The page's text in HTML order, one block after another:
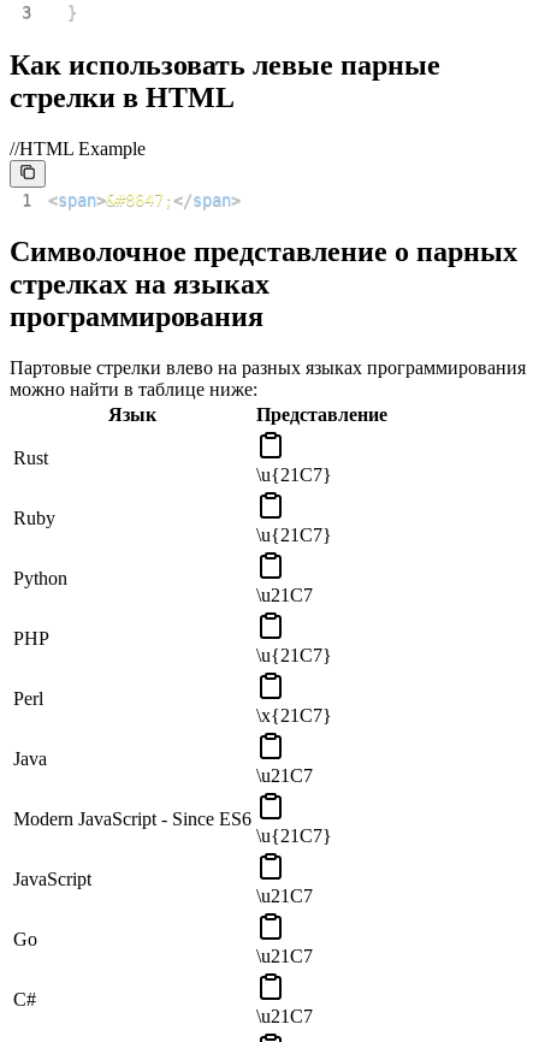
3
}
Как использовать левые парные
стрелки в HTML
//HTML Example
1 <span>&#8647;</span>
Символочное представление о парных
стрелках на языках
программирования
Партовые стрелки влево на разных языках программирования
можно найти в таблице ниже:
Язык
Представление
Rust
\u{21C7}
Ruby
\u{21C7}
Python
\u21C7
PHP
\u{21C7}
Perl
\x{21C7}
Java
\u21C7
Modern JavaScript - Since ES6
\u{21C7}
JavaScript
\u21C7
Go
\u21C7
C#
\u21C7